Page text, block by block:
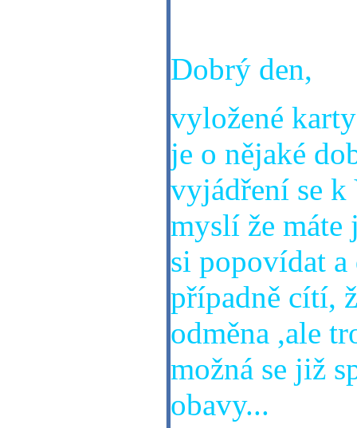
Dobrý den,
vyložené
je o nějaké
vyjádření se k
myslí že máte
si popovídat
případně cítí,
odměna ,ale
možná se již
obavy...